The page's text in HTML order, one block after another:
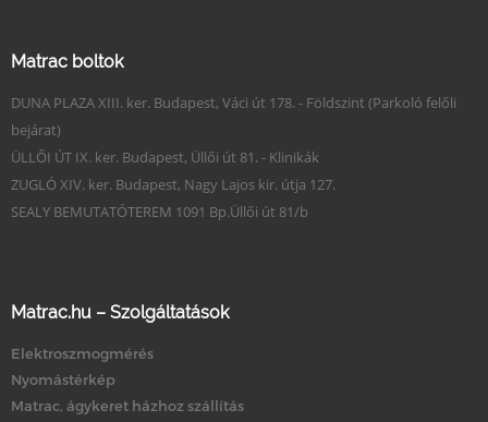
Matrac boltok
DUNA PLAZA XIII. ker. Budapest, Váci út 178. - Földszint (Parkoló felőli
bejárat)
ÜLLŐI ÚT IX. ker. Budapest, Üllői út 81. - Klinikák
ZUGLÓ XIV. ker. Budapest, Nagy Lajos kir. útja 127.
SEALY BEMUTATÓTEREM 1091 Bp.Üllői út 81/b
Matrac.hu – Szolgáltatások
Elektroszmogmérés
Nyomástérkép
Matrac, ágykeret házhoz szállítás